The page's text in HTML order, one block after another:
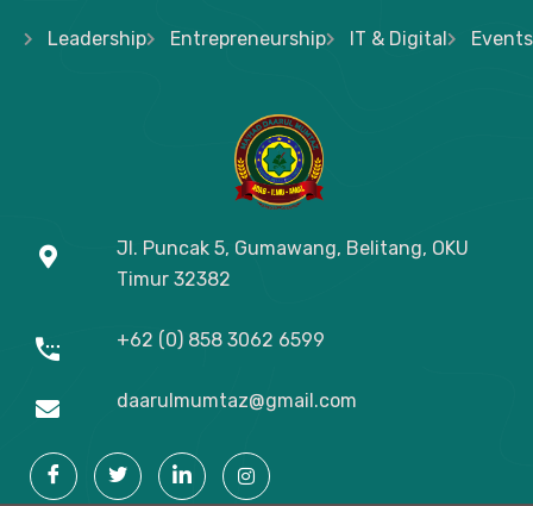
Leadership Entrepreneurship IT & Digital Events
Jl. Puncak 5, Gumawang, Belitang, OKU
Timur 32382
+62 (0) 858 3062 6599
daarulmumtaz@gmail.com